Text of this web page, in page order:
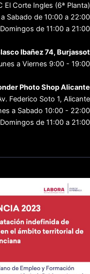
El Corte Ingles (6ª Planta)
Sabado de 10:00 a 22:00
de 11:00 a 21:00
Ibañez 74, Burjassot
a Viernes 9:00 - 19:00
Photo Shop Alicante
Federico Soto 1, Alicante
a Sabado 10:00 - 22:00
de 11:00 a 21:00